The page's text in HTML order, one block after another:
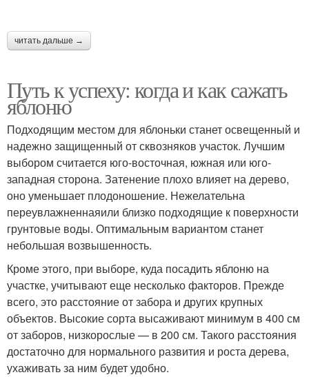
читать дальше →
Путь к успеху: когда и как сажать
яблоню
Подходящим местом для яблоньки станет освещенный и
надежно защищенный от сквозняков участок. Лучшим
выбором считается юго-восточная, южная или юго-
западная сторона. Затенение плохо влияет на дерево,
оно уменьшает плодоношение. Нежелательна
переувлажненнаяили близко подходящие к поверхности
грунтовые воды. Оптимальным вариантом станет
небольшая возвышенность.
Кроме этого, при выборе, куда посадить яблоню на
участке, учитывают еще несколько факторов. Прежде
всего, это расстояние от забора и других крупных
объектов. Высокие сорта высаживают минимум в 400 см
от заборов, низкорослые — в 200 см. Такого расстояния
достаточно для нормального развития и роста дерева,
ухаживать за ним будет удобно.